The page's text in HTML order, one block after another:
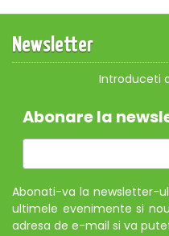
Newsletter
Introduceti
Abonare la
Abonati-va la newsletter-
ultimele evenimente si
adresa de e-mail si va